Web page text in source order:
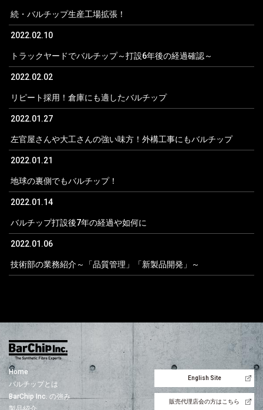
続・バルチップ生産工場拡張！
2022.02.10
トラックヤードでバルチップ～打設6年後の経過確認～
2022.02.02
リピート採用！倉庫にも適したバルチップ
2022.01.27
左官屋さんや大工さんの強い味方！外構工事にもバルチップ
2022.01.21
地球の裏側でもバルチップ！
2022.01.14
バルチップ打設後7年の経過や如何に
2022.01.06
技術部の業務紹介～「品質管理」「新製品開発」～
Home
バルチップとは
BarChip Inc. の強み
English Site
販売代理店会の方はこちら